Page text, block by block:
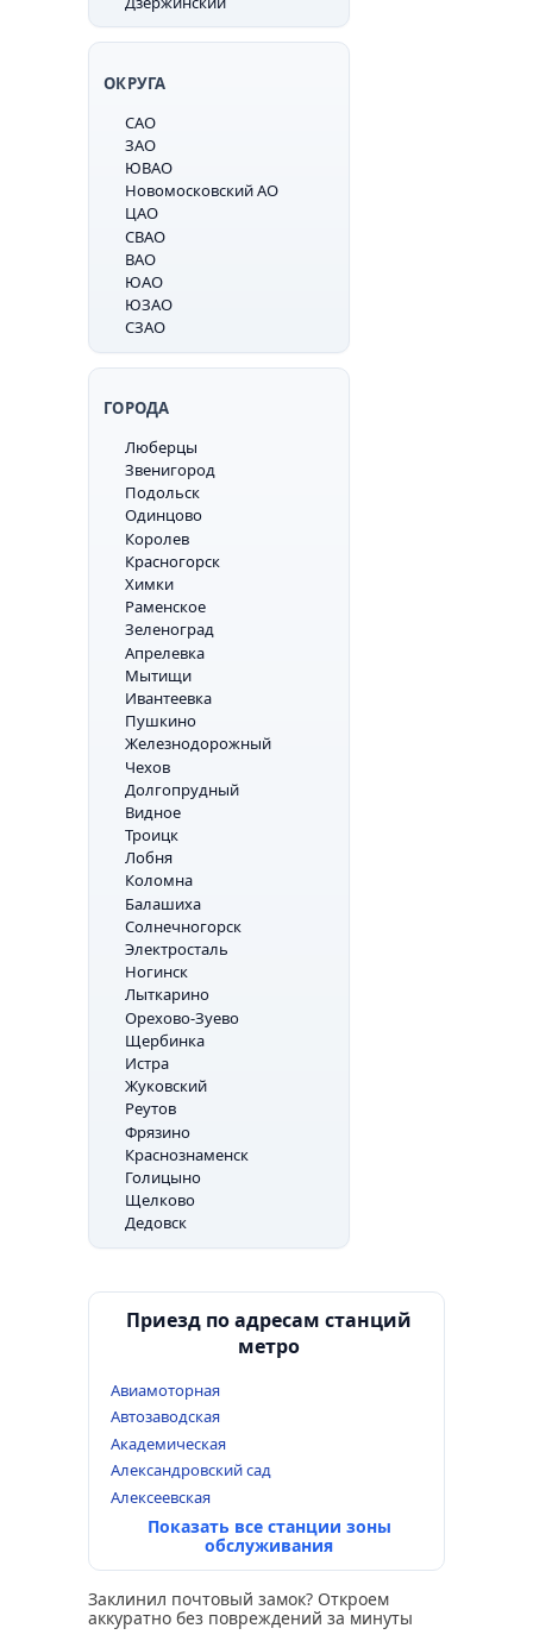
ОКРУГА
САО
ЗАО
ЮВАО
Новомосковский АО
ЦАО
СВАО
ВАО
ЮАО
ЮЗАО
СЗАО
ГОРОДА
Люберцы
Звенигород
Подольск
Одинцово
Королев
Красногорск
Химки
Раменское
Зеленоград
Апрелевка
Мытищи
Ивантеевка
Пушкино
Железнодорожный
Чехов
Долгопрудный
Видное
Троицк
Лобня
Коломна
Балашиха
Солнечногорск
Электросталь
Ногинск
Лыткарино
Орехово-Зуево
Щербинка
Истра
Жуковский
Реутов
Фрязино
Краснознаменск
Голицыно
Щелково
Дедовск
Приезд по адресам станций
метро
Авиамоторная
Автозаводская
Академическая
Александровский сад
Алексеевская
Показать все станции зоны
обслуживания
Заклинил почтовый замок? Откроем
аккуратно без повреждений за минуты